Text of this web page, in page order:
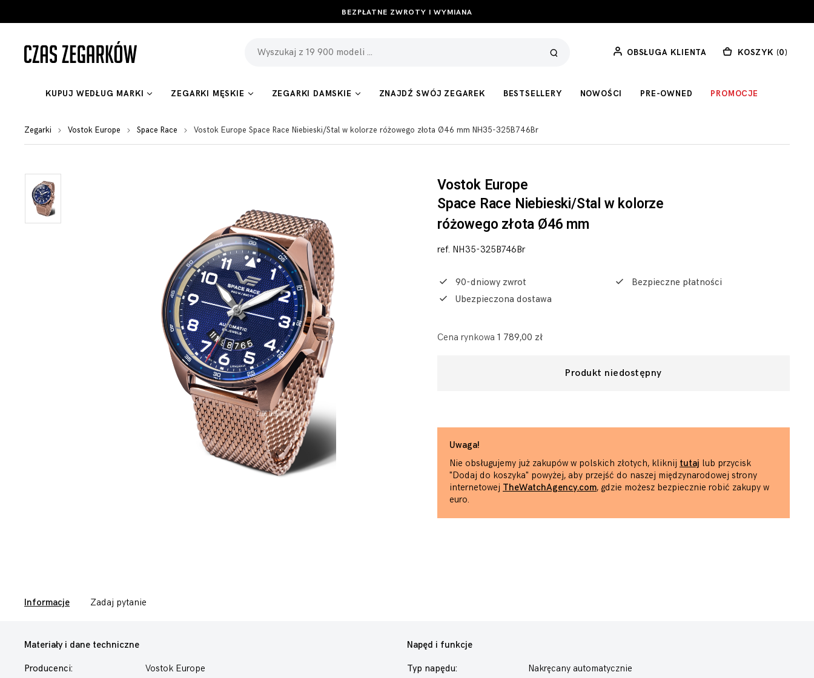
BEZPŁATNE ZWROTY I WYMIANA
OBSŁUGA KLIENTA KOSZYK (0)
KUPUJ WEDŁUG MARKI ZEGARKI MĘSKIE ZEGARKI DAMSKIE ZNAJDŹ SWÓJ ZEGAREK BESTSELLERY NOWOŚCI PRE-OWNED PROMOCJE
Zegarki Vostok Europe Space Race Vostok Europe Space Race Niebieski/Stal w kolorze różowego złota Ø46 mm NH35-325B746Br
Vostok Europe
Space Race Niebieski/Stal w kolorze
różowego złota Ø46 mm
ref. NH35-325B746Br
90-dniowy zwrot
Bezpieczne płatności
Ubezpieczona dostawa
Cena rynkowa 1 789,00 zł
Produkt niedostępny
Uwaga!
Nie obsługujemy już zakupów w polskich złotych, kliknij tutaj lub przycisk
"Dodaj do koszyka" powyżej, aby przejść do naszej międzynarodowej strony
internetowej TheWatchAgency.com, gdzie możesz bezpiecznie robić zakupy w
euro.
Informacje Zadaj pytanie
Materiały i dane techniczne
Producenci:
Vostok Europe
Napęd i funkcje
Typ napędu:
Nakręcany automatycznie